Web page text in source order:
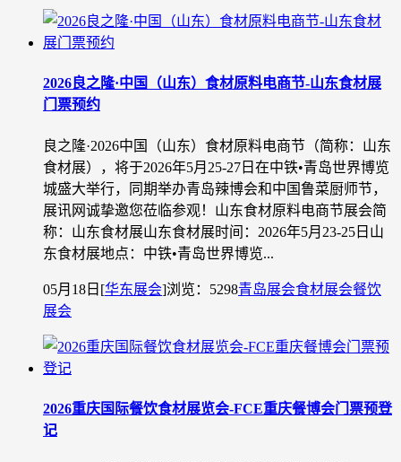
2026良之隆·中国（山东）食材原料电商节-山东食材展
门票预约
良之隆·2026中国（山东）食材原料电商节（简称：山东
食材展），将于2026年5月25-27日在中铁•青岛世界博览
城盛大举行，同期举办青岛辣博会和中国鲁菜厨师节，
展讯网诚挚邀您莅临参观！山东食材原料电商节展会简
称：山东食材展山东食材展时间：2026年5月23-25日山
东食材展地点：中铁•青岛世界博览...
05月18日 [华东展会]浏览：5298青岛展会食材展会餐饮
展会
2026重庆国际餐饮食材展览会-FCE重庆餐博会门票预登
记